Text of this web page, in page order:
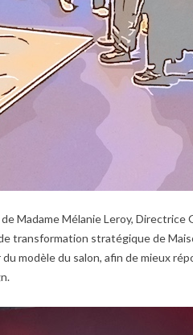
Madame Mélanie Leroy,
transformation stratégique de
modèle du salon, afin de mieux